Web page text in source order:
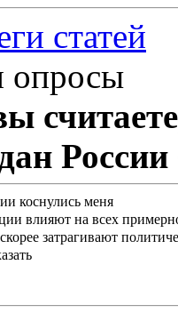
статей
коснулись меня
влияют на всех
затрагивают